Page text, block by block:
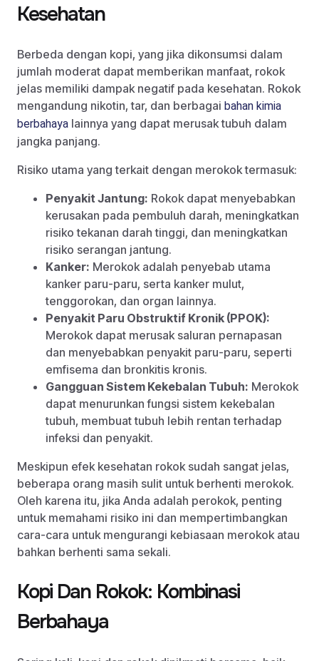
Kesehatan
Berbeda dengan kopi, yang jika dikonsumsi dalam
jumlah moderat dapat memberikan manfaat, rokok
jelas memiliki dampak negatif pada kesehatan. Rokok
mengandung nikotin, tar, dan berbagai bahan kimia
berbahaya lainnya yang dapat merusak tubuh dalam
jangka panjang.
Risiko utama yang terkait dengan merokok termasuk:
Penyakit Jantung: Rokok dapat menyebabkan
kerusakan pada pembuluh darah, meningkatkan
risiko tekanan darah tinggi, dan meningkatkan
risiko serangan jantung.
Kanker: Merokok adalah penyebab utama
kanker paru-paru, serta kanker mulut,
tenggorokan, dan organ lainnya.
Penyakit Paru Obstruktif Kronik (PPOK):
Merokok dapat merusak saluran pernapasan
dan menyebabkan penyakit paru-paru, seperti
emfisema dan bronkitis kronis.
Gangguan Sistem Kekebalan Tubuh: Merokok
dapat menurunkan fungsi sistem kekebalan
tubuh, membuat tubuh lebih rentan terhadap
infeksi dan penyakit.
Meskipun efek kesehatan rokok sudah sangat jelas,
beberapa orang masih sulit untuk berhenti merokok.
Oleh karena itu, jika Anda adalah perokok, penting
untuk memahami risiko ini dan mempertimbangkan
cara-cara untuk mengurangi kebiasaan merokok atau
bahkan berhenti sama sekali.
Kopi Dan Rokok: Kombinasi
Berbahaya